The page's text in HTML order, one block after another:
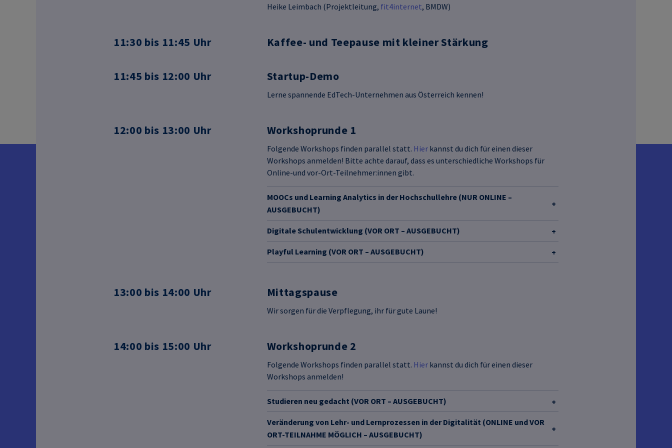
Heike Leimbach (Projektleitung, fit4internet, BMDW)
11:30 bis 11:45 Uhr Kaffee- und Teepause mit kleiner Stärkung
11:45 bis 12:00 Uhr Startup-Demo
Lerne spannende EdTech-Unternehmen aus Österreich kennen!
12:00 bis 13:00 Uhr Workshoprunde 1
Folgende Workshops finden parallel statt. Hierkannst du dich für einen dieser
Workshops anmelden! Bitte achte darauf, dass es unterschiedliche Workshops für
Online-und vor-Ort-Teilnehmer:innen gibt.
MOOCs und Learning Analytics in der Hochschullehre (NUR ONLINE –
AUSGEBUCHT)
Digitale Schulentwicklung (VOR ORT – AUSGEBUCHT)
Playful Learning (VOR ORT – AUSGEBUCHT)
13:00 bis 14:00 Uhr Mittagspause
Wir sorgen für die Verpflegung, ihr für gute Laune!
14:00 bis 15:00 Uhr Workshoprunde 2
Folgende Workshops finden parallel statt. Hierkannst du dich für einen dieser
Workshops anmelden!
Studieren neu gedacht (VOR ORT – AUSGEBUCHT)
Veränderung von Lehr- und Lernprozessen in der Digitalität (ONLINE und VOR
ORT-TEILNAHME MÖGLICH – AUSGEBUCHT)
Wenn Cookies von externen Medien akzeptiert werden, bedarf der
Google Maps